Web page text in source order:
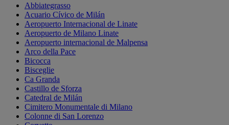
Abbiategrasso
Acuario Cívico de Milán
Aeropuerto Internacional de Linate
Aeropuerto de Milano Linate
Aeropuerto internacional de Malpensa
Arco della Pace
Bicocca
Bisceglie
Ca Granda
Castillo de Sforza
Catedral de Milán
Cimitero Monumentale di Milano
Colonne di San Lorenzo